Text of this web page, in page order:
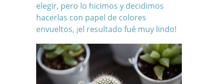
elegir, pero lo hicimos y decidimos
hacerlas con papel de colores
envueltos, ¡el resultado fué muy lindo!